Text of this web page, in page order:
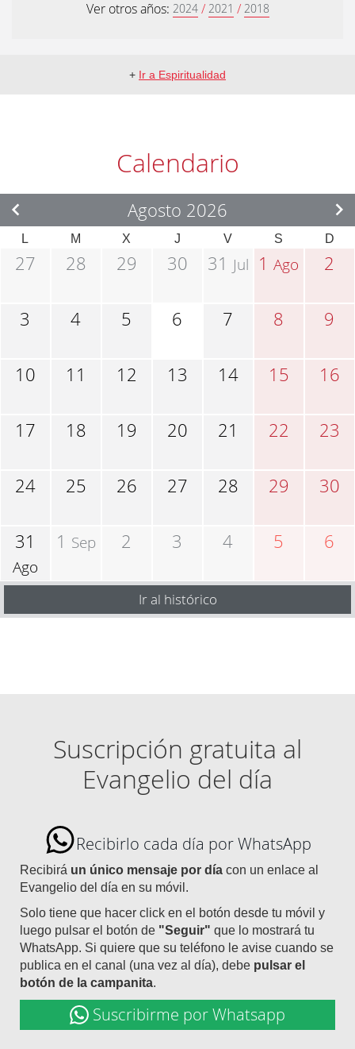
Ver otros años: 2024 / 2021 / 2018
+ Ir a Espiritualidad
Calendario
Agosto 2026
L M X J V S D
27 28 29 30 31 Jul 1Ago 2
3 4 5 6 7 8 9
10 11 12 13 14 15 16
17 18 19 20 21 22 23
24 25 26 27 28 29 30
31
Ago
1 Sep 2 3 4 5 6
Ir al histórico
Suscripción gratuita al
Evangelio del día
Recibirlo cada día por WhatsApp
Recibirá un único mensaje por día con un enlace al
Evangelio del día en su móvil.
Solo tiene que hacer click en el botón desde tu móvil y
luego pulsar el botón de "Seguir" que lo mostrará tu
WhatsApp. Si quiere que su teléfono le avise cuando se
publica en el canal (una vez al día), debe pulsar el
botón de la campanita.
Suscribirme por Whatsapp